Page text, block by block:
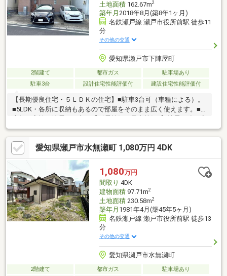
土地面積162.67m2
築年月 2018年8月(築8年1ヶ月)
名鉄瀬戸線 瀬戸市役所前駅 徒歩11
分
その他の交通
愛知県瀬戸市下陣屋町
2階建て 都市ガス
駐車場あり
駐車3台
設計住宅性能評価付 建設住宅性能評価付
【長期優良住宅・５ＬＤＫの住宅】■駐車3台可（車種による）。
■5LDK・各所に収納もあるので部屋をそのまま広く使えます。■
心の住まいです。■玄関収納、リビング収納、パントリー、ウォ
ークインクローゼットがあり収納が豊富。■構造耐力上主要な部
分、雨漏り、地盤保証が承継できます。（残期間約2年）※事由に
よっては、保証ができない場合があります。ご見学ご希望の際は
事前にお問合せ下さい。
愛知県瀬戸市水無瀬町 1,080万円 4DK
1,080万円
間取り 4DK
建物面積97.71m2
土地面積230.58m2
築年月 1981年4月(築45年5ヶ月)
名鉄瀬戸線 瀬戸市役所前駅 徒歩13
分
その他の交通
愛知県瀬戸市水無瀬町
2階建て 都市ガス
駐車場あり